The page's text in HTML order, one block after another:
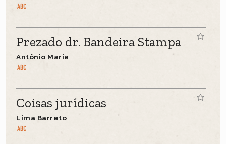
Prezado dr. Bandeira Stampa
Antônio Maria
Coisas jurídicas
Lima Barreto